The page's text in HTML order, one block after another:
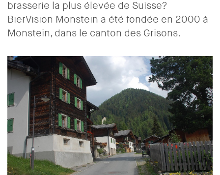
brasserie la plus élevée de Suisse?
BierVision Monstein a été fondée en 2000 à
Monstein, dans le canton des Grisons.